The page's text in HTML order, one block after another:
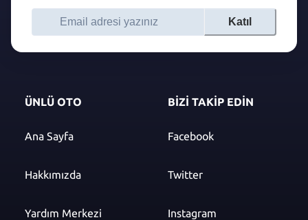
Katıl
ÜNLÜ OTO
Ana Sayfa
Hakkımızda
Yardım Merkezi
BİZİ TAKİP EDİN
Facebook
Twitter
Instagram